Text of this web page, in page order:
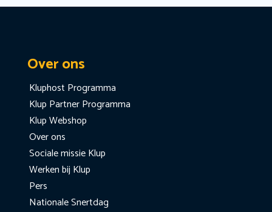
Over ons
Kluphost Programma
Klup Partner Programma
Klup Webshop
Over ons
Sociale missie Klup
Werken bij Klup
Pers
Nationale Snertdag